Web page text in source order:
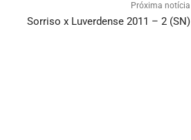
Próxima notícia
Sorriso x Luverdense 2011 – 2 (SN)